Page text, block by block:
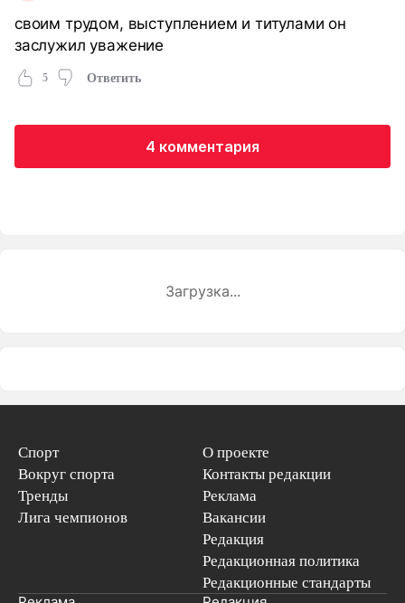
своим трудом, выступлением и титулами он
заслужил уважение
5 Ответить
4 комментария
Загрузка...
Спорт
Вокруг спорта
Тренды
Лига чемпионов
О проекте
Контакты редакции
Реклама
Вакансии
Редакция
Редакционная политика
Редакционные стандарты